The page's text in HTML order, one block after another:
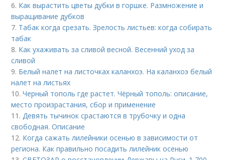
6. Как вырастить цветы дубки в горшке. Размножение и
выращивание дубков
7. Табак когда срезать. Зрелость листьев: когда собирать
табак
8. Как ухаживать за сливой весной. Весенний уход за
сливой
9. Белый налет на листочках каланхоэ. На каланхоэ белый
налет на листьях
10.Черный тополь где растет. Чёрный тополь: описание,
место произрастания, сбор и применение
11.Девять тычинок срастаются в трубочку и одна
свободная. Описание
12. Когда сажать лилейники осенью в зависимости от
региона. Как правильно посадить лилейник осенью